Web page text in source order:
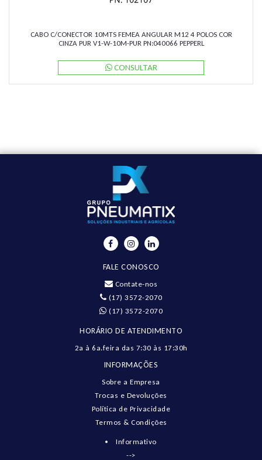
CABO C/CONECTOR 10MTS FEMEA ANGULAR M12 4 POLOS COR
CINZA PUR V1-W-10M-PUR PN:040066 PEPPERL
CONSULTAR
FALE CONOSCO
Contate-nos
(17) 3572-2070
(17) 3572-2070
HORÁRIO DE ATENDIMENTO
2a à 6a.feira das 7:30 às 17:30h
INFORMAÇÕES
Sobre a Empresa
Trocas e Devoluções
Política de Privacidade
Termos & Condições
Informativo
-->